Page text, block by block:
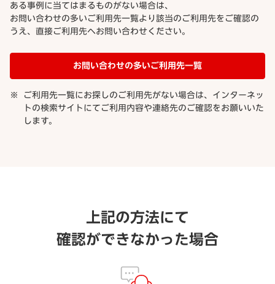
ある事例に当てはまるものがない場合は、
お問い合わせの多いご利用先一覧より該当のご利用先をご確認の
うえ、直接ご利用先へお問い合わせください。
お問い合わせの多いご利用先一覧
ご利用先一覧にお探しのご利用先がない場合は、インターネッ
トの検索サイトにてご利用内容や連絡先のご確認をお願いいた
します。
上記の方法にて
確認ができなかった場合